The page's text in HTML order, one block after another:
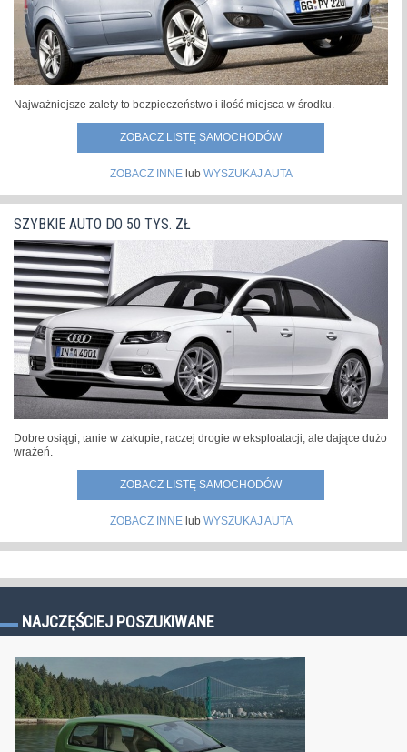
Najważniejsze zalety to bezpieczeństwo i ilość miejsca w środku.
ZOBACZ LISTĘ SAMOCHODÓW
ZOBACZ INNElub WYSZUKAJ AUTA
SZYBKIE AUTO DO 50 TYS. ZŁ
Dobre osiągi, tanie w zakupie, raczej drogie w eksploatacji, ale dające dużo
wrażeń.
ZOBACZ LISTĘ SAMOCHODÓW
ZOBACZ INNElub WYSZUKAJ AUTA
NAJCZĘŚCIEJ POSZUKIWANE